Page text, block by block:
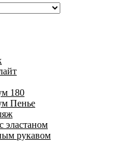
180
Пенье
эластаном
рукавом